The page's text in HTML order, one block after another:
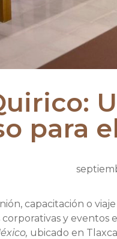
para
capacitación o
y eventos
ubicado en